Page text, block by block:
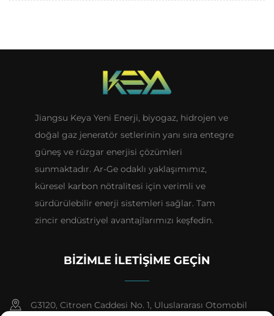
Jiangsu Keya Yeni Enerji, biyogaz, hidrojen ve
doğal gaz jeneratör setlerinin yanı sıra entegre
güneş ve rüzgar enerjisi çözümleri
sunmaktadır. Ar-Ge odaklı yaklaşımımız,
küresel karbon nötralitesi için verimli ve
sürdürülebilir enerji sistemleri sağlar. Tam
zincir endüstriyel avantajlarımızı keşfedin.
BIZIMLE İLETIŞIME GEÇIN
G3120, Citroen Caddesi No. 1, Uluslararası Otomobil